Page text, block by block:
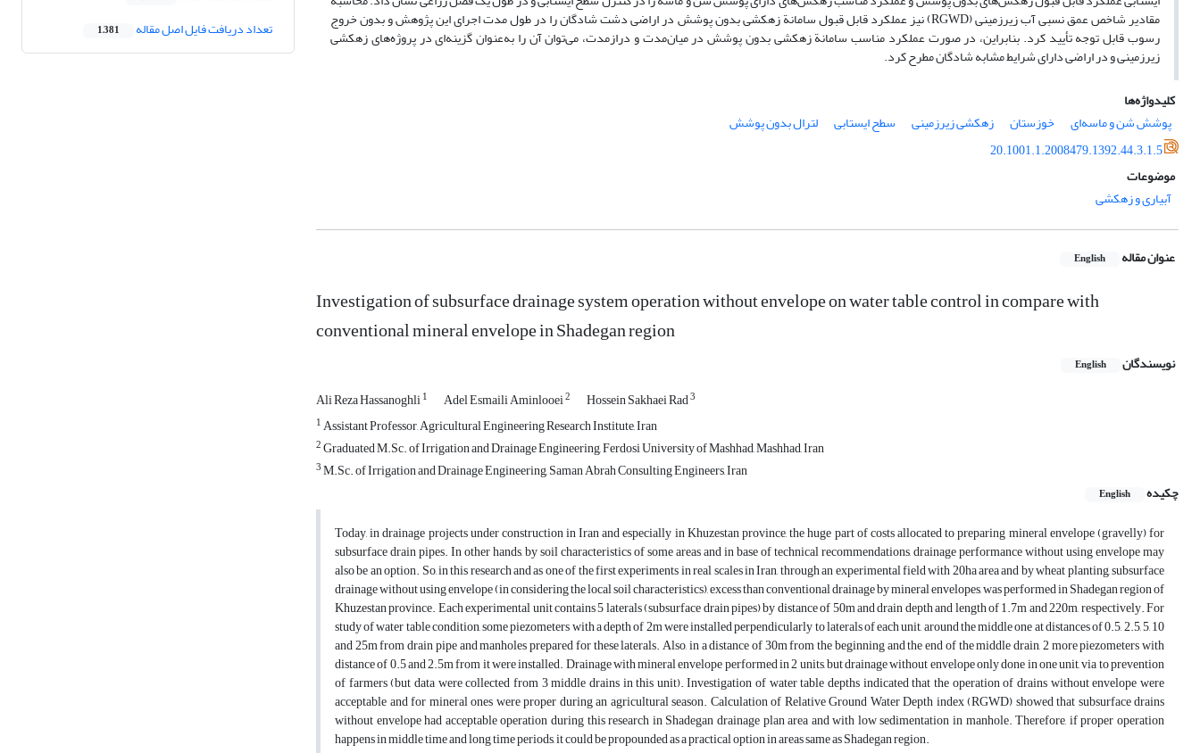
مقادیر شاخص عمق نسبی آب زیرزمینی (RGWD) نیز عملکرد قابل قبول سامانة زهکشی بدون پوشش در اراضی دشت شادگان را در طول مدت اجرای این پژوهش و بدون خروج
رسوب قابل توجه تأیید کرد. بنابراین، در صورت عملکرد مناسب سامانة زهکشی بدون پوشش در میان‌مدت و درازمدت، می‌توان آن را به‌عنوان گزینه‌ای در پروژه‌های زهکشی
زیرزمینی و در اراضی دارای شرایط مشابه شادگان مطرح کرد.
کلیدواژه‌ها
پوشش شن و ماسه‌ای
خوزستان زهکشی زیرزمینی سطح ایستابی
لترال بدون پوشش
20.1001.1.2008479.1392.44.3.1.5
موضوعات
آبیاری و زهکشی
عنوان مقاله English
Investigation of subsurface drainage system operation without envelope on water table control in compare with
conventional mineral envelope in Shadegan region
نویسندگان English
Ali Reza Hassanoghli1 Adel Esmaili Aminlooei2 Hossein Sakhaei Rad3
1Assistant Professor, Agricultural Engineering Research Institute, Iran
2Graduated M.Sc. of Irrigation and Drainage Engineering, Ferdosi University of Mashhad, Mashhad, Iran
3M.Sc. of Irrigation and Drainage Engineering, Saman Abrah Consulting Engineers, Iran
چکیده
English
Today, in drainage projects under construction in Iran and especially in Khuzestan province, the huge part of costs allocated to preparing mineral envelope (gravelly) for
subsurface drain pipes. In other hands, by soil characteristics of some areas and in base of technical recommendations, drainage performance without using envelope may
also be an option. So, in this research and as one of the first experiments in real scales in Iran, through an experimental field with 20ha area and by wheat planting, subsurface
drainage without using envelope (in considering the local soil characteristics), excess than conventional drainage by mineral envelopes, was performed in Shadegan region of
Khuzestan province. Each experimental unit contains 5 laterals (subsurface drain pipes) by distance of 50m and drain depth and length of 1.7m and 220m, respectively. For
study of water table condition, some piezometers with a depth of 2m were installed perpendicularly to laterals of each unit, around the middle one at distances of 0.5, 2.5, 5, 10
and 25m from drain pipe and manholes prepared for these laterals. Also, in a distance of 30m from the beginning and the end of the middle drain, 2 more piezometers with
distance of 0.5 and 2.5m from it were installed. Drainage with mineral envelope performed in 2 units, but drainage without envelope only done in one unit, via to prevention
of farmers (but data were collected from 3 middle drains in this unit). Investigation of water table depths indicated that the operation of drains without envelope were
acceptable and for mineral ones were proper during an agricultural season. Calculation of Relative Ground Water Depth index (RGWD) showed that subsurface drains
without envelope had acceptable operation during this research in Shadegan drainage plan area and with low sedimentation in manhole. Therefore, if proper operation
happens in middle time and long time periods, it could be propounded as a practical option in areas same as Shadegan region.
تعداد دریافت فایل اصل مقاله 1,381